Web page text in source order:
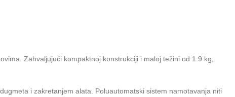
Zahvaljujući kompaktnoj konstrukciji i maloj težini od 1.9 kg,
i zakretanjem alata. Poluautomatski sistem namotavanja niti